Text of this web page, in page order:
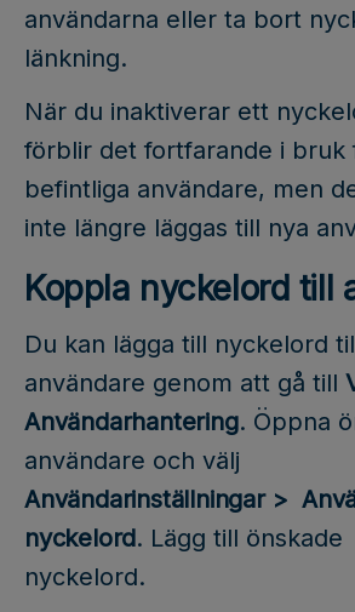
användarna eller ta bort
länkning.
När du inaktiverar ett
förblir det fortfarande i bruk
befintliga användare, men
inte längre läggas till nya
Koppla nyckelord till
Du kan lägga till nyckelord
användare genom att gå till
Användarhantering. Öppna
användare och välj
Användarinställningar >
nyckelord. Lägg till önskade
nyckelord.